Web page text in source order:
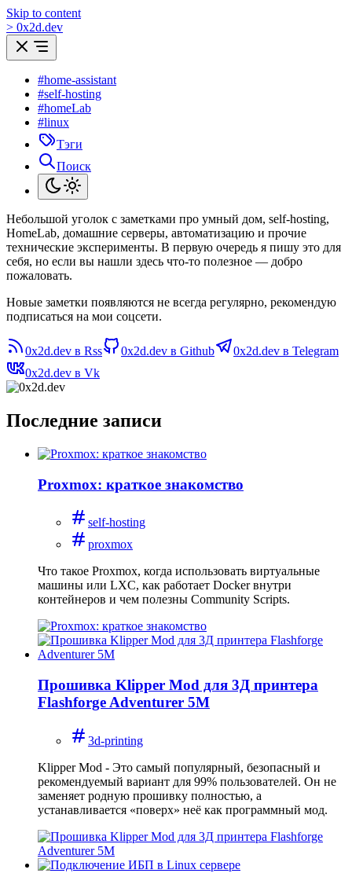
Skip to content
> 0x2d.dev
#home-assistant
#self-hosting
#homeLab
#linux
Тэги
Поиск
Небольшой уголок с заметками про умный дом, self-hosting,
HomeLab, домашние серверы, автоматизацию и прочие
технические эксперименты. В первую очередь я пишу это для
себя, но если вы нашли здесь что-то полезное — добро
пожаловать.
Новые заметки появляются не всегда регулярно, рекомендую
подписаться на мои соцсети.
0x2d.dev в Rss 0x2d.dev в Github
0x2d.dev в Telegram
0x2d.dev в Vk
Последние записи
Proxmox: краткое знакомство
self-hosting
proxmox
Что такое Proxmox, когда использовать виртуальные
машины или LXC, как работает Docker внутри
контейнеров и чем полезны Community Scripts.
Прошивка Klipper Mod для 3Д принтера
Flashforge Adventurer 5M
3d-printing
Klipper Mod - Это самый популярный, безопасный и
рекомендуемый вариант для 99% пользователей. Он не
заменяет родную прошивку полностью, а
устанавливается «поверх» неё как программный мод.